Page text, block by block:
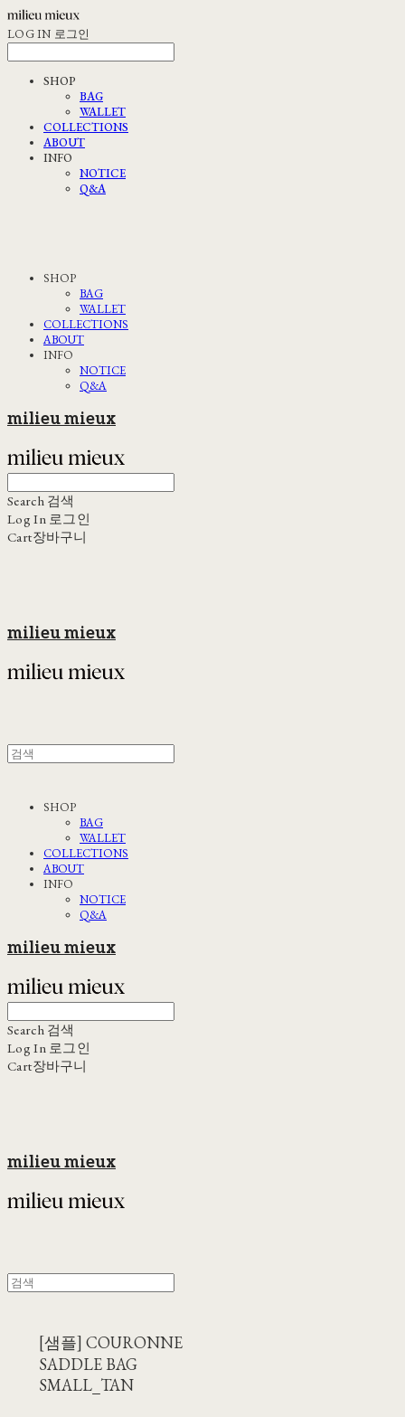
LOG IN 로그인
SHOP
BAG
WALLET
COLLECTIONS
ABOUT
INFO
NOTICE
Q&A
SHOP
BAG
WALLET
COLLECTIONS
ABOUT
INFO
NOTICE
Q&A
milieu mieux
Search 검색
Log In 로그인
Cart장바구니
milieu mieux
SHOP
BAG
WALLET
COLLECTIONS
ABOUT
INFO
NOTICE
Q&A
milieu mieux
Search 검색
Log In 로그인
Cart장바구니
milieu mieux
[샘플] COURONNE
SADDLE BAG
SMALL_TAN